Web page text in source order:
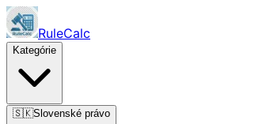
RuleCalc
Kategórie
🇸🇰Slovenské právo